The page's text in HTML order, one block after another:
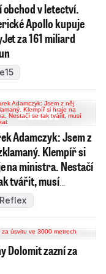
obchod v letectví.
Apollo kupuje
za 161 miliard
e15
Adamczyk: Jsem z
Klempíř si
na ministra. Nestačí
tvářit, musí
Reflex
Dolomit zazní za